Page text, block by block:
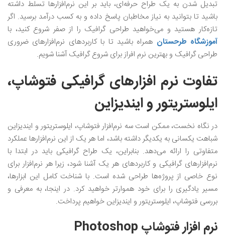
تبدیل شدن به یک طراح حرفه‌ای، باید بر این نرم‌افزارها تسلط داشته
باشید تا بتوانید به نیاز مخاطبان پاسخ داده و به کسب درآمد برسید. اگر
تازه‌کار هستید و می‌خواهید طراحی گرافیک را از صفر شروع کنید، با
آموزشگاه طرحستان همراه باشید تا با کاربردهای نرم‌افزار‌های ضروری
طراحی گرافیک و بهترین نرم افراز برای شروع گرافیک آشنا شویم.
تفاوت نرم افزارهای گرافیکی فتوشاپ،
ایلوستریتور و ایندیزاین
در نگاه نخست، ممکن است سه نرم‌افزار فتوشاپ، ایلوستریتور و ایندیزاین
شباهت یکسانی به یکدیگر داشته باشد، اما هر یک از این نرم‌افزارها عملکرد
متفاوتی را ارائه می‌دهد. بنابراین، یک طراح گرافیکی باید در ابتدا با
نرم‌افزار‌های گرافیکی و کاربردهای هر یک آشنا شود، زیرا هر نرم‌افزار برای
نوع خاصی از پروژه‌ها طراحی شده است. با شناخت کامل این ابزارها،
مسیر یادگیری را برای خود هموارتر خواهید کرد. در اینجا، به معرفی و
بررسی فتوشاپ، ایلوستریتور و ایندیزاین خواهیم پرداخت.
نرم افزار فتوشاپ Photoshop